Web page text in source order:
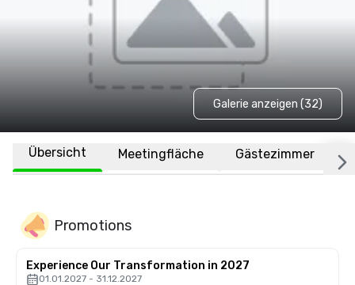
Galerie anzeigen (32)
Übersicht Meetingfläche Gästezimmer
Promotions
Experience Our Transformation in 2027
01.01.2027 - 31.12.2027